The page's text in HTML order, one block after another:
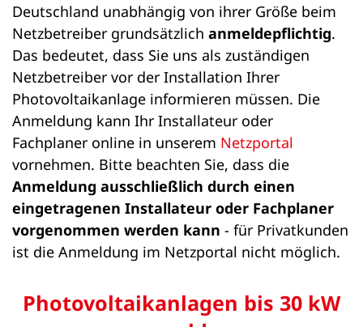
Deutschland unabhängig von ihrer Größe beim
Netzbetreiber grundsätzlich anmeldepflichtig.
Das bedeutet, dass Sie uns als zuständigen
Netzbetreiber vor der Installation Ihrer
Photovoltaikanlage informieren müssen. Die
Anmeldung kann Ihr Installateur oder
Fachplaner online in unserem Netzportal
vornehmen. Bitte beachten Sie, dass die
Anmeldung ausschließlich durch einen
eingetragenen Installateur oder Fachplaner
vorgenommen werden kann - für Privatkunden
ist die Anmeldung im Netzportal nicht möglich.
Photovoltaikanlagen bis 30 kW